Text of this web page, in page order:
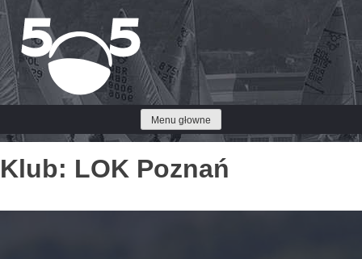
Przejdź
do
treści
Menu głowne
Klub: LOK Poznań